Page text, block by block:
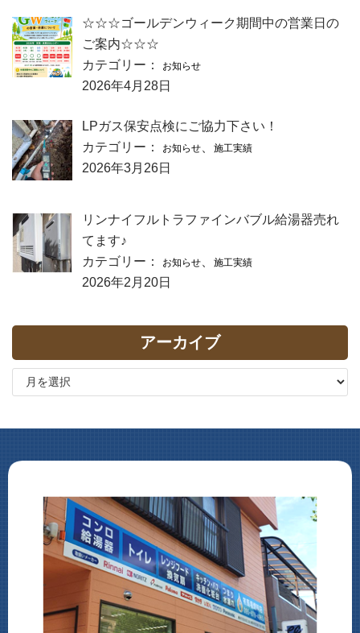
☆☆☆ゴールデンウィーク期間中の営業日の
ご案内☆☆☆
カテゴリー：
お知らせ
2026年4月28日
LPガス保安点検にご協力下さい！
カテゴリー：
お知らせ 施工実績
2026年3月26日
リンナイフルトラファインバブル給湯器売れ
てます♪
カテゴリー：
お知らせ 施工実績
2026年2月20日
アーカイブ